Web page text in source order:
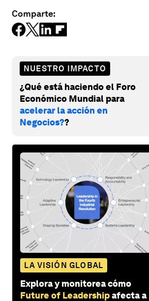
Comparte:
NUESTRO IMPACTO
¿Qué está haciendo el Foro
Económico Mundial para
acelerar la acción en
Negocios??
LA VISIÓN GLOBAL
Explora y monitorea cómo
Future of Leadershipafecta a